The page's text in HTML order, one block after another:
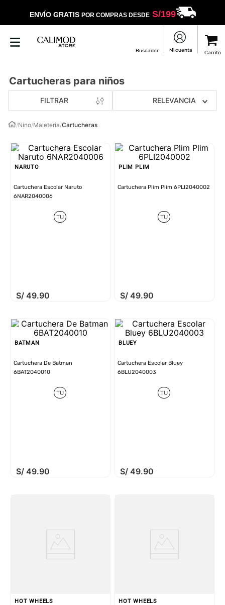
ENVÍO GRATIS POR COMPRAS DESDES/199
Cartucheras para niños
FILTRAR RELEVANCIA
/Nino/Maleteria/Cartucheras
NARUTO
Cartuchera Escolar Naruto
6NAR2040006
TU
S/ 49.90
PLIM PLIM
Cartuchera Plim Plim 6PLI2040002
TU
S/ 49.90
BATMAN
Cartuchera De Batman
6BAT2040010
TU
S/ 49.90
BLUEY
Cartuchera Escolar Bluey
6BLU2040003
TU
S/ 49.90
HOT WHEELS HOT WHEELS